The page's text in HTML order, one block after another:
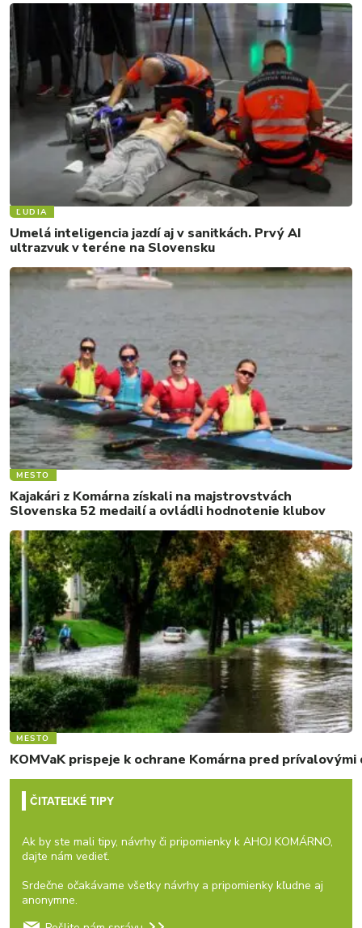
ĽUDIA
Umelá inteligencia jazdí aj v sanitkách. Prvý AI
ultrazvuk v teréne na Slovensku
MESTO
Kajakári z Komárna získali na majstrovstvách
Slovenska 52 medailí a ovládli hodnotenie klubov
MESTO
KOMVaK prispeje k ochrane Komárna pred
ČITATEĽKÉ TIPY
Ak by ste mali tipy, návrhy či pripomienky k AHOJ KOMÁRNO,
dajte nám vedieť.
Srdečne očakávame všetky návrhy a pripomienky kľudne aj
anonymne.